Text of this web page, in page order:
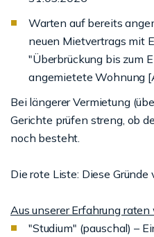
Warten auf bereits
neuen Mietvertrags mit
"Überbrückung bis zum
angemietete Wohnung
Bei längerer Vermietung
Gerichte prüfen streng, ob
noch besteht.
Die rote Liste: Diese
Aus unserer Erfahrung
"Studium" (pauschal) –